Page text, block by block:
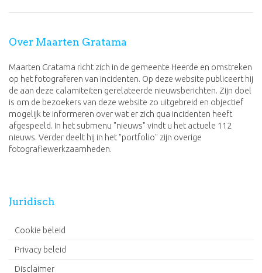
Over Maarten Gratama
Maarten Gratama richt zich in de gemeente Heerde en omstreken
op het fotograferen van incidenten. Op deze website publiceert hij
de aan deze calamiteiten gerelateerde nieuwsberichten. Zijn doel
is om de bezoekers van deze website zo uitgebreid en objectief
mogelijk te informeren over wat er zich qua incidenten heeft
afgespeeld. In het submenu "nieuws" vindt u het actuele 112
nieuws. Verder deelt hij in het "portfolio" zijn overige
fotografiewerkzaamheden.
Juridisch
Cookie beleid
Privacy beleid
Disclaimer